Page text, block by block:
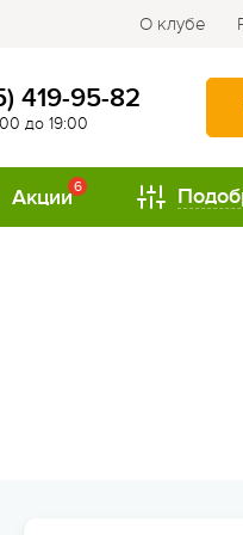
О клубе
419-95-82
до 19:00
Акции6